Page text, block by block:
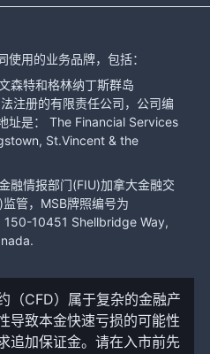
使用的业务品牌，包括：
森特和格林纳丁斯群岛
注册的有限责任公司，公司编
址是： The Financial Services
St.Vincent & the
融情报部门(FIU)加拿大金融交
管，MSB牌照编号为
10451 Shellbridge Way,
（CFD）属于复杂的金融产
导致本金快速亏损的可能性
追加保证金。请在入市前先